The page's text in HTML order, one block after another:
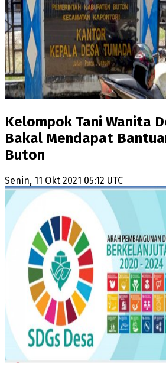
Kelompok Tani Wanita
Bakal Mendapat
Buton
Senin, 11 Okt 2021 05:12 UTC